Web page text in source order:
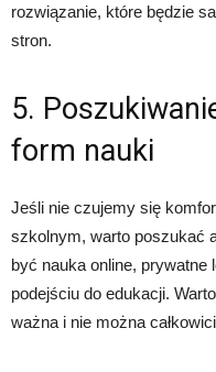
rozwiązanie, które będzie
stron.
5.
form nauki
Jeśli nie czujemy się
szkolnym, warto poszukać
być nauka online, prywatne
podejściu do edukacji.
ważna i nie można